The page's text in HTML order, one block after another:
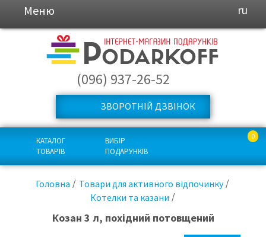
Меню ru
(096) 937-26-52
ЗВОРОТНІЙ ДЗВІНОК
КАТАЛОГ
ТОВАРІВ
ВИБІР
ПОДАРУНКІВ
0
Головна
Товари для активного відпочинку
Котелки та казани
Козан 3 л, похідний потовщений